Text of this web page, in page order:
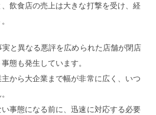
飲食店の売上は大きな打撃を受け、経
と異なる悪評を広められた店舗が閉店
態も発生しています。
から大企業まで幅が非常に広く、いつ
事態になる前に、迅速に対応する必要